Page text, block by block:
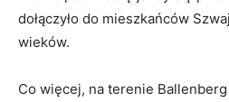
dołączyło do mieszkańców
wieków.
Co więcej, na terenie